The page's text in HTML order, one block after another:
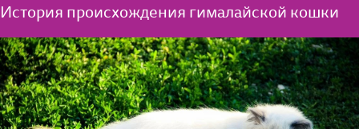
История происхождения гималайской кошки